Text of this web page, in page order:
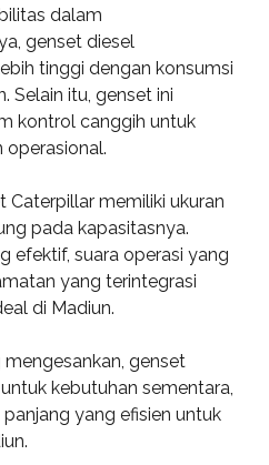
dalam
genset diesel
tinggi dengan konsumsi
Selain itu, genset ini
kontrol canggih untuk
Caterpillar memiliki ukuran
pada kapasitasnya.
efektif, suara operasi yang
yang terintegrasi
di Madiun.
genset
kebutuhan sementara,
yang efisien untuk